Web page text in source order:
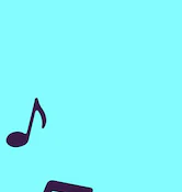
Academy
Dokumentation
Support
Användarvillkor